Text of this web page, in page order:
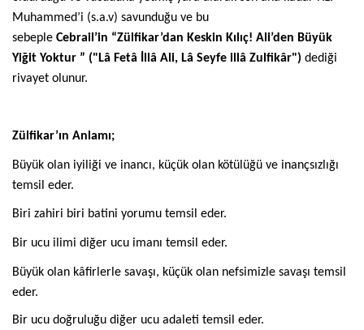
Muhammed’i (s.a.v) savunduğu ve bu
sebeple Cebrail’in “Zülfikar’dan Keskin Kılıç! Ali’den Büyük
Yiğit Yoktur ” ("Lâ Fetâ İllâ Ali, Lâ Seyfe illâ Zulfikâr") dediği
rivayet olunur.
Zülfikar’ın Anlamı;
Büyük olan iyiliği ve inancı, küçük olan kötülüğü ve inançsızlığı
temsil eder.
Biri zahiri biri batini yorumu temsil eder.
Bir ucu ilimi diğer ucu imanı temsil eder.
Büyük olan kâfirlerle savaşı, küçük olan nefsimizle savaşı temsil
eder.
Bir ucu doğruluğu diğer ucu adaleti temsil eder.